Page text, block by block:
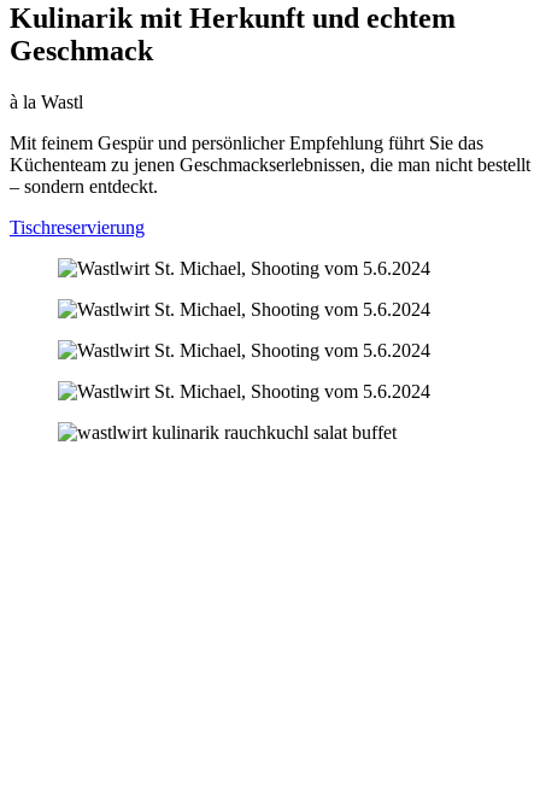
Kulinarik mit Herkunft und echtem
Geschmack
à la Wastl
Mit feinem Gespür und persönlicher Empfehlung führt Sie das
Küchenteam zu jenen Geschmackserlebnissen, die man nicht bestellt
– sondern entdeckt.
Tischreservierung